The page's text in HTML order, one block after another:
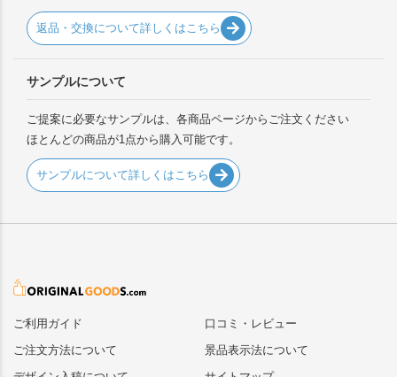
返品・交換について詳しくはこちら
サンプルについて
ご提案に必要なサンプルは、各商品ページからご注文ください
ほとんどの商品が1点から購入可能です。
サンプルについて詳しくはこちら
ご利用ガイド
ご注文方法について
口コミ・レビュー
景品表示法について